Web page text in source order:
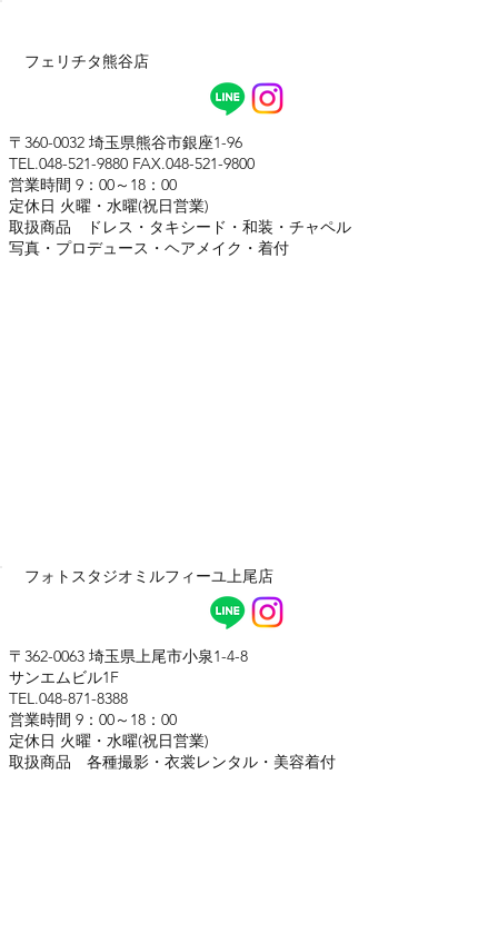
フェリチタ熊谷店
〒360-0032 埼玉県熊谷市銀座1-96
TEL.048-521-9880 FAX.048-521-9800
営業時間 9：00～18：00
定休日 火曜・水曜(祝日営業)
取扱商品 ドレス・タキシード・和装・チャペル
写真・プロデュース・ヘアメイク・着付
フォトスタジオ​ミルフィーユ上尾店
〒362-0063 埼玉県上尾市小泉1-4-8
サンエムビル1F
TEL.048-871-8388
営業時間 9：00～18：00
定休日 火曜・水曜(祝日営業)
取扱商品 各種撮影・衣裳レンタル・美容着付